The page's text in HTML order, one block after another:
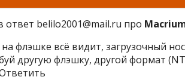
ответ belilo2001@mail.ru про
флэшке всё видит, загрузочный
другую флэшку, другой формат